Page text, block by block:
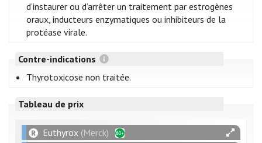
d’instaurer ou d’arrêter un traitement par estrogènes
oraux, inducteurs enzymatiques ou inhibiteurs de la
protéase virale.
Contre-indications
Thyrotoxicose non traitée.
Tableau de prix
Euthyrox (Merck)